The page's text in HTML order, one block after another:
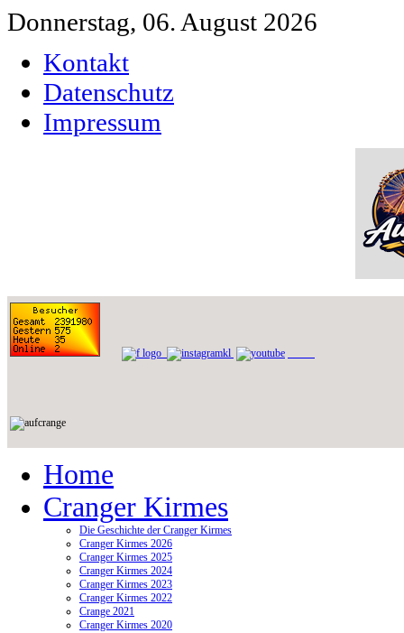
Donnerstag, 06. August 2026
Kontakt
Datenschutz
Impressum
Home
Cranger Kirmes
Die Geschichte der Cranger Kirmes
Cranger Kirmes 2026
Cranger Kirmes 2025
Cranger Kirmes 2024
Cranger Kirmes 2023
Cranger Kirmes 2022
Crange 2021
Cranger Kirmes 2020